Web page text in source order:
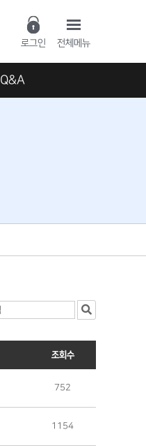
로그인 전체메뉴
Q&A
조회수
752
1154